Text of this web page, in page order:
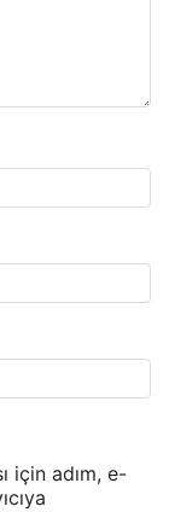
için adım, e-